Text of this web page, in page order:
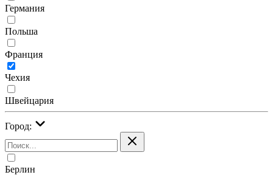
Германия
Польша
Франция
Чехия
Швейцария
Город:
Берлин